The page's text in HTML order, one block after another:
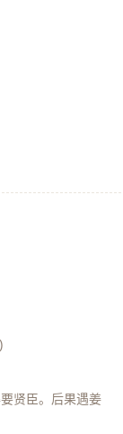
贤臣。后果遇姜